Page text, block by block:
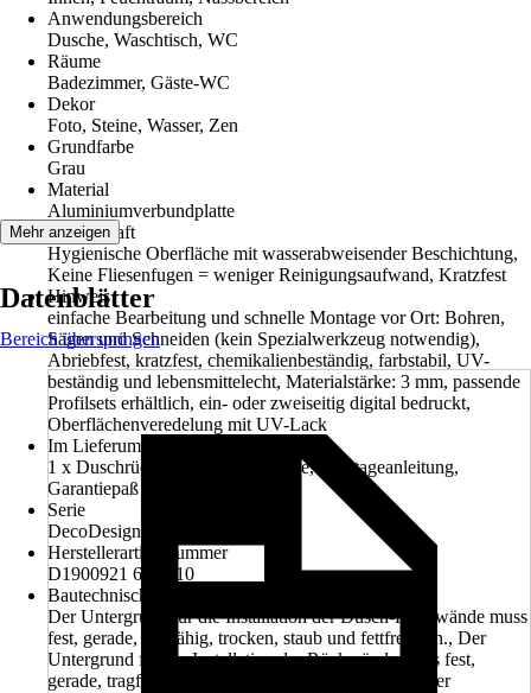
Anwendungsbereich
Dusche, Waschtisch, WC
Räume
Badezimmer, Gäste-WC
Dekor
Foto, Steine, Wasser, Zen
Grundfarbe
Grau
Material
Aluminiumverbundplatte
Eigenschaft
Hygienische Oberfläche mit wasserabweisender Beschichtung,
Keine Fliesenfugen = weniger Reinigungsaufwand, Kratzfest
Hinweis
einfache Bearbeitung und schnelle Montage vor Ort: Bohren,
Sägen und Schneiden (kein Spezialwerkzeug notwendig),
Abriebfest, kratzfest, chemikalienbeständig, farbstabil, UV-
beständig und lebensmittelecht, Materialstärke: 3 mm, passende
Profilsets erhältlich, ein- oder zweiseitig digital bedruckt,
Oberflächenveredelung mit UV-Lack
Im Lieferumfang enthalten
1 x Duschrückwand, Unterlegkeile, Montageanleitung,
Garantiepaß
Serie
DecoDesign
Herstellerartikelnummer
D1900921 630 210
Bautechnische Voraussetzungen
Der Untergrund für die Installation der Dusch-Rückwände muss
fest, gerade, tragfähig, trocken, staub und fettfrei sein., Der
Untergrund für die Installation der Rückwände muss fest,
gerade, tragfähig, trocken, staub und fettfrei sein., Der
Mehr anzeigen
Datenblätter
Bereich überspringen